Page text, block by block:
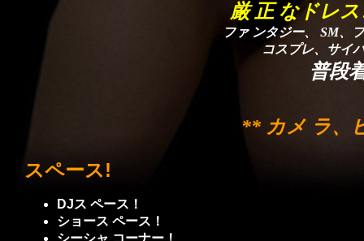
厳 正 なドレ
ファ ンタジー、 SM、
コスプレ、サイ
普段
** カメ ラ、
スペース!
DJス ペース！
ショース ペース！
シーシャ コーナー！